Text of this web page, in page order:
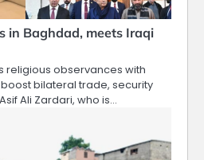
in Baghdad, meets Iraqi
religious observances with
bilateral trade, security
Ali Zardari, who is…